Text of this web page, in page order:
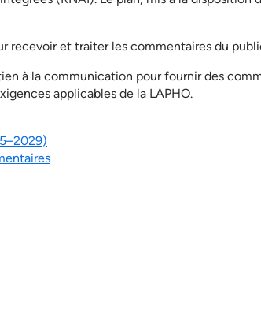
recevoir et traiter les commentaires du
à la communication pour fournir des
applicables de la LAPHO.